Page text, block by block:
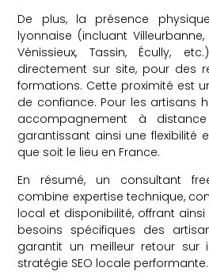
De plus, la présence
lyonnaise (incluant Villeurbanne,
Vénissieux, Tassin, Écully,
directement sur site, pour des
formations. Cette proximité est
de confiance. Pour les artisans
accompagnement à
garantissant ainsi une flexibilité
que soit le lieu en France.
En résumé, un consultant
combine expertise technique,
local et disponibilité, offrant
besoins spécifiques des
garantit un meilleur retour sur
stratégie SEO locale performante.